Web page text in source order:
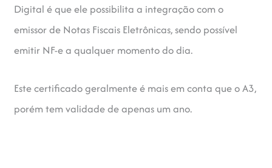
Digital é que ele possibilita a integração com o
emissor de Notas Fiscais Eletrônicas, sendo possível
emitir NF-e a qualquer momento do dia.
Este certificado geralmente é mais em conta que o A3,
porém tem validade de apenas um ano.